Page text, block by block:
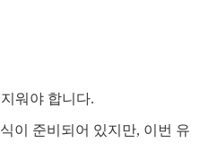
워야 합니다.
이 준비되어 있지만, 이번 유